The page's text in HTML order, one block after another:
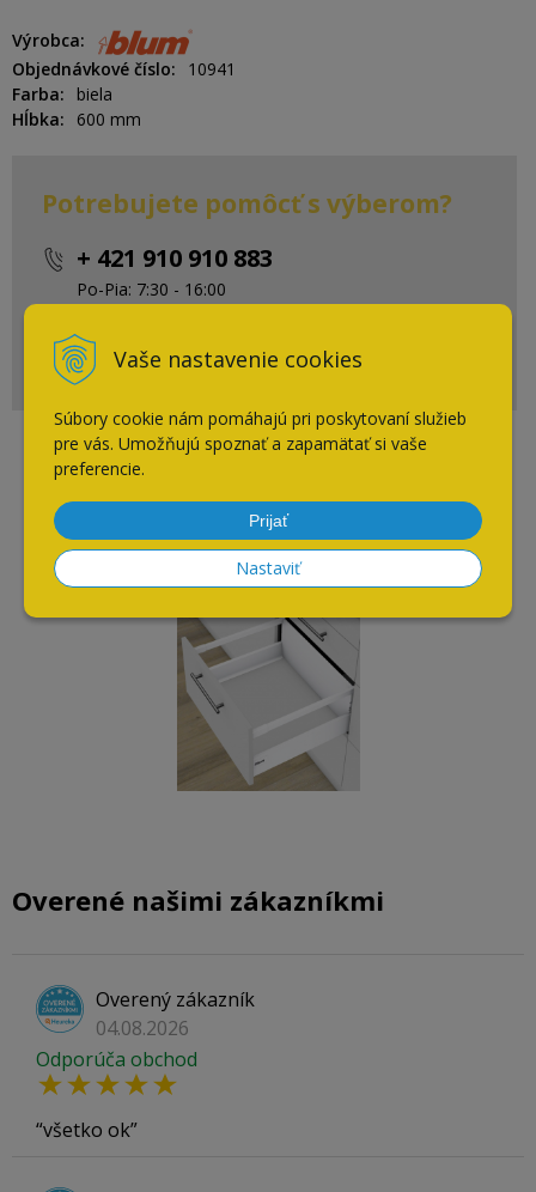
Vaše nastavenie cookies
Súbory cookie nám pomáhajú pri poskytovaní služieb
pre vás. Umožňujú spoznať a zapamätať si vaše
preferencie.
Prijať
Nastaviť
Výrobca
Objednávkové číslo
10941
Farba
biela
Hĺbka
600 mm
Potrebujete pomôcť s výberom?
+ 421 910 910 883
Po-Pia: 7:30 - 16:00
eshop@cpsi.sk
Napíšte nám kedykoľvek
Naposledy navštívené
BLUM antaro 600 mm D-
vysoký biely - kompletná
sada
Overené našimi zákazníkmi
Overený zákazník
04.08.2026
Odporúča obchod
všetko ok